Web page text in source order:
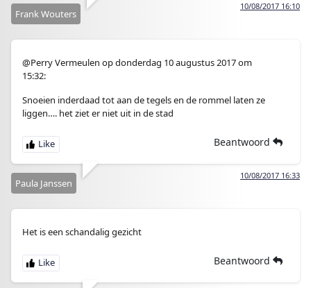
10/08/2017 16:10
Frank Wouters
@Perry Vermeulen op donderdag 10 augustus 2017 om
15:32:
Snoeien inderdaad tot aan de tegels en de rommel laten ze
liggen…. het ziet er niet uit in de stad
Beantwoord
10/08/2017 16:33
Paula Janssen
Het is een schandalig gezicht
Beantwoord